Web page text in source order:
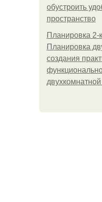
обустроить
пространство
Планировка 2-
Планировка
создания